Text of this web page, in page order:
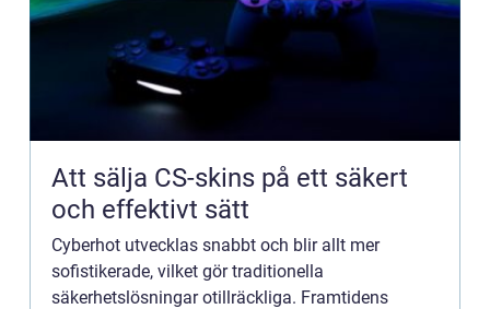
Att sälja CS-skins på ett säkert
och effektivt sätt
Cyberhot utvecklas snabbt och blir allt mer
sofistikerade, vilket gör traditionella
säkerhetslösningar otillräckliga. Framtidens